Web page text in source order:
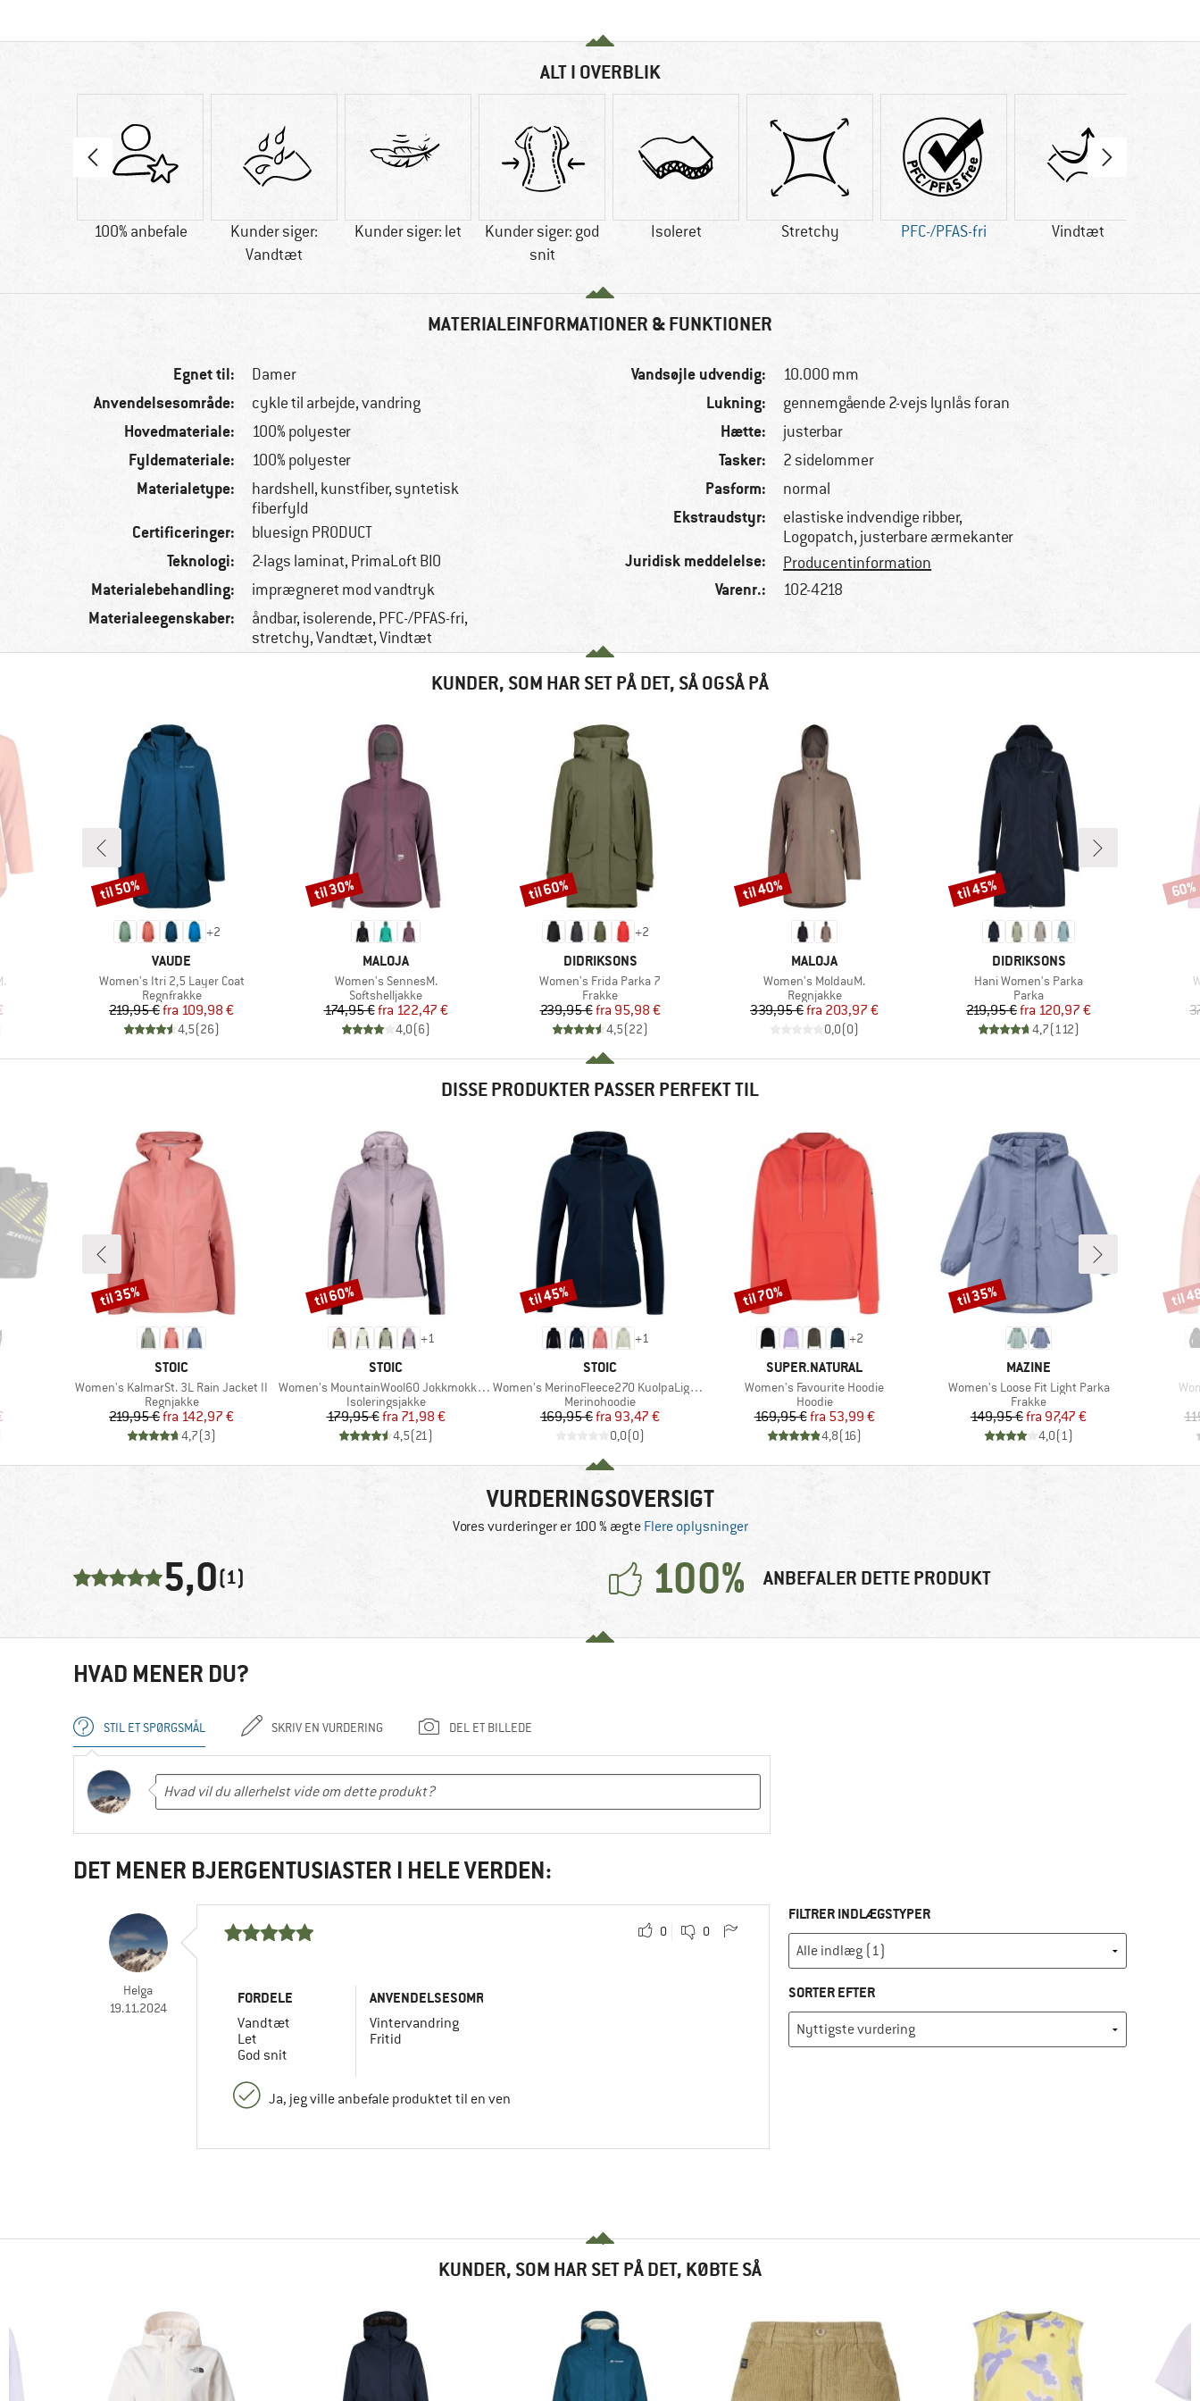
ALT I OVERBLIK
100% anbefale
Kunder siger:
Vandtæt
Kunder siger: let
Kunder siger: god
snit
Isoleret Stretchy PFC-/PFAS-fri Vindtæt
MATERIALEINFORMATIONER & FUNKTIONER
Egnet til: Damer
Anvendelsesområde: cykle til arbejde, vandring
Hovedmateriale: 100% polyester
Fyldemateriale: 100% polyester
Materialetype:
hardshell, kunstfiber, syntetisk
fiberfyld
Certificeringer: bluesign PRODUCT
Teknologi: 2-lags laminat, PrimaLoft BIO
Materialebehandling: imprægneret mod vandtryk
Materialeegenskaber:
åndbar, isolerende, PFC-/PFAS-fri,
stretchy, Vandtæt, Vindtæt
Vandsøjle udvendig: 10.000 mm
Lukning: gennemgående 2-vejs lynlås foran
Hætte: justerbar
Tasker: 2 sidelommer
Pasform: normal
Ekstraudstyr:
elastiske indvendige ribber,
Logopatch, justerbare ærmekanter
Juridisk meddelelse: Producentinformation
Varenr.: 102-4218
KUNDER, SOM HAR SET PÅ DET, SÅ OGSÅ PÅ
+2
MÆRKE
VAUDE
Artikel
Women's Itri 2,5 Layer Coat
Produktgruppe
Regnfrakke
Pris
219,95 € Nedsat pris
fra 109,98 €
4,5(26)
Rabat
til 50%
MÆRKE
MALOJA
Artikel
Women's SennesM.
Produktgruppe
Softshelljakke
Pris
174,95 € Nedsat pris
fra 122,47 €
4,0(6)
Rabat
til 30%
+2
MÆRKE
DIDRIKSONS
Artikel
Women's Frida Parka 7
Produktgruppe
Frakke
Pris
239,95 € Nedsat pris
fra 95,98 €
4,5(22)
Rabat
til 60%
MÆRKE
MALOJA
Artikel
Women's MoldauM.
Produktgruppe
Regnjakke
Pris
339,95 € Nedsat pris
fra 203,97 €
0,0(0)
Rabat
til 40%
MÆRKE
DIDRIKSONS
Artikel
Hani Women's Parka
Produktgruppe
Parka
Pris
219,95 € Nedsat pris
fra 120,97 €
4,7(112)
Rabat
til 45% Rabat
60%
DISSE PRODUKTER PASSER PERFEKT TIL
MÆRKE
STOIC
Artikel
Women's KalmarSt. 3L Rain Jacket II
Produktgruppe
Regnjakke
Pris
219,95 € Nedsat pris
fra 142,97 €
4,7(3)
Rabat
til 35%
+1
MÆRKE
STOIC
Artikel
Women's MountainWool60 JokkmokkSt. Hybrid Hoody
Produktgruppe
Isoleringsjakke
Pris
179,95 € Nedsat pris
fra 71,98 €
4,5(21)
Rabat
til 60%
+1
MÆRKE
STOIC
Artikel
Women's MerinoFleece270 KuolpaLightSt. Zip Hoody
Produktgruppe
Merinohoodie
Pris
169,95 € Nedsat pris
fra 93,47 €
0,0(0)
Rabat
til 45%
+2
MÆRKE
SUPER.NATURAL
Artikel
Women's Favourite Hoodie
Produktgruppe
Hoodie
Pris
169,95 € Nedsat pris
fra 53,99 €
4,8(16)
Rabat
til 70%
MÆRKE
MAZINE
Artikel
Women's Loose Fit Light Parka
Produktgruppe
Frakke
Pris
149,95 € Nedsat pris
fra 97,47 €
4,0(1)
Rabat
til 35% Rabat
til
VURDERINGSOVERSIGT
Vores vurderinger er 100 % ægte Flere oplysninger
5,0(1) 100% ANBEFALER DETTE PRODUKT
HVAD MENER DU?
STIL ET SPØRGSMÅL SKRIV EN VURDERING DEL ET BILLEDE
DET MENER BJERGENTUSIASTER I HELE VERDEN:
Helga
19.11.2024
0 0
FORDELE
Vandtæt
Let
God snit
ANVENDELSESOMRÅDE
Vintervandring
Fritid
Ja, jeg ville anbefale produktet til en ven
FILTRER INDLÆGSTYPER
SORTER EFTER
KUNDER, SOM HAR SET PÅ DET, KØBTE SÅ